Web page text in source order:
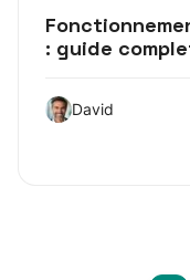
: guide
David